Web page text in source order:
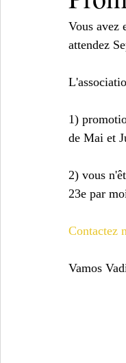
Vous avez
attendez
1)
de Mai et
2) vous
23e par
Contactez
Vamos